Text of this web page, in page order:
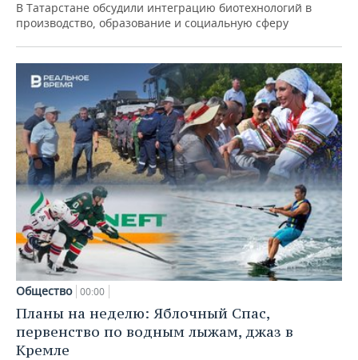
В Татарстане обсудили интеграцию биотехнологий в
производство, образование и социальную сферу
Общество 00:00
Планы на неделю: Яблочный Спас,
первенство по водным лыжам, джаз в
Кремле